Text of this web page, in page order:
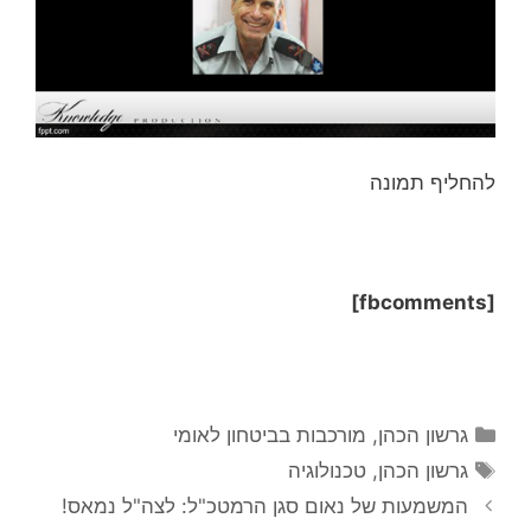
להחליף תמונה
[fbcomments]
קטגוריות
גרשון הכהן, מורכבות בביטחון לאומי
תגיות
גרשון הכהן,טכנולוגיה
המשמעות של נאום סגן הרמטכ"ל: לצה"ל נמאס!